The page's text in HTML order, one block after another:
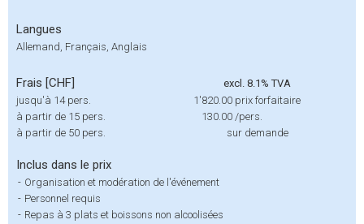
Langues
Allemand, Français, Anglais
Frais [CHF]
excl. 8.1% TVA
jusqu'à 14 pers.
1'820.00 prix forfaitaire
à partir de 15 pers.
130.00 /pers.
à partir de 50 pers.
sur demande
Inclus dans le prix
- Organisation et modération de l'événement
- Personnel requis
- Repas à 3 plats et boissons non alcoolisées